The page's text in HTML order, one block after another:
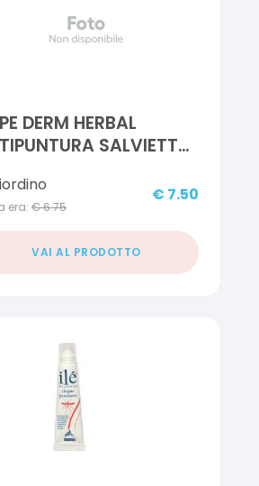
DERM HERBAL
SALVIETTE
era: €6.75
€ 7.50
VAI AL PRODOTTO